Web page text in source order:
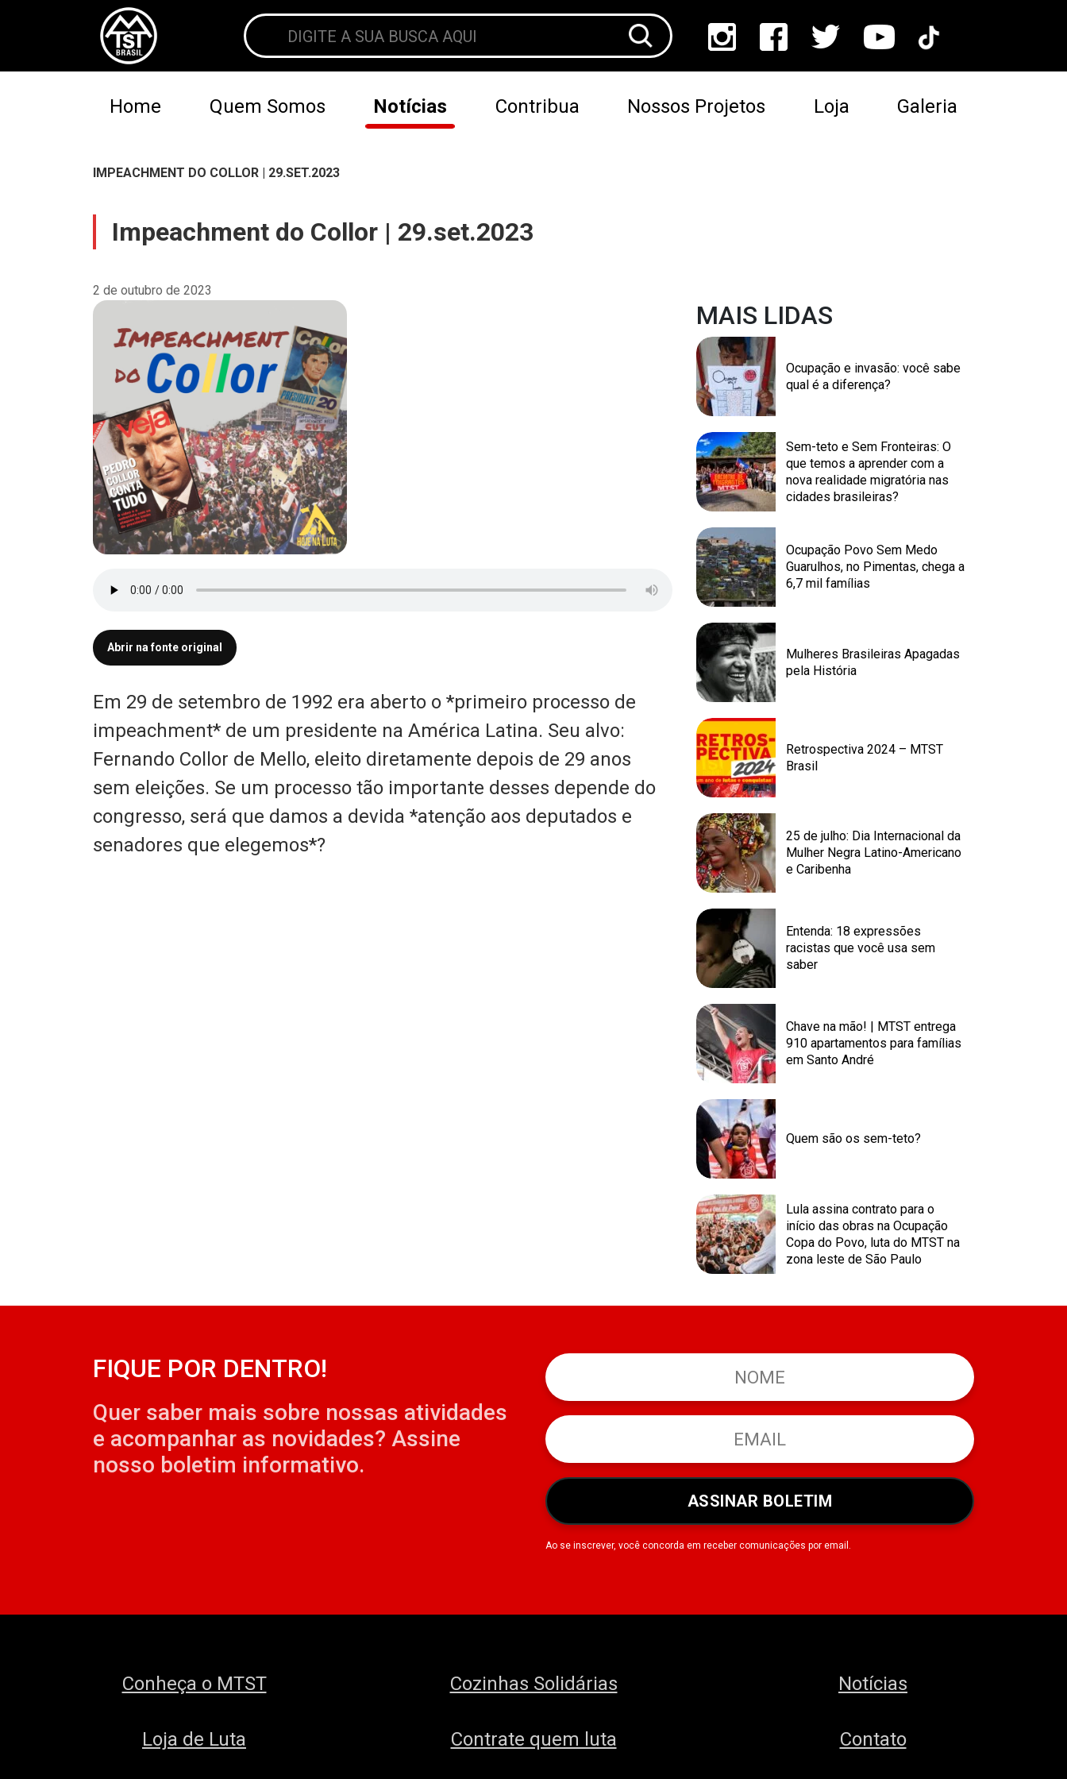
Home Quem Somos Notícias Contribua Nossos Projetos Loja Galeria
IMPEACHMENT DO COLLOR | 29.SET.2023
Impeachment do Collor | 29.set.2023
2 de outubro de 2023
Abrir na fonte original
Em 29 de setembro de 1992 era aberto o *primeiro processo de
impeachment* de um presidente na América Latina. Seu alvo:
Fernando Collor de Mello, eleito diretamente depois de 29 anos
sem eleições. Se um processo tão importante desses depende do
congresso, será que damos a devida *atenção aos deputados e
senadores que elegemos*?
MAIS LIDAS
Ocupação e invasão: você sabe
qual é a diferença?
Sem-teto e Sem Fronteiras: O
que temos a aprender com a
nova realidade migratória nas
cidades brasileiras?
Ocupação Povo Sem Medo
Guarulhos, no Pimentas, chega a
6,7 mil famílias
Mulheres Brasileiras Apagadas
pela História
Retrospectiva 2024 – MTST
Brasil
25 de julho: Dia Internacional da
Mulher Negra Latino-Americano
e Caribenha
Entenda: 18 expressões
racistas que você usa sem
saber
Chave na mão! | MTST entrega
910 apartamentos para famílias
em Santo André
Quem são os sem-teto?
Lula assina contrato para o
início das obras na Ocupação
Copa do Povo, luta do MTST na
zona leste de São Paulo
FIQUE POR DENTRO!
Quer saber mais sobre nossas atividades
e acompanhar as novidades? Assine
nosso boletim informativo.
ASSINAR BOLETIM
Ao se inscrever, você concorda em receber comunicações por email.
Conheça o MTST
Loja de Luta
Cozinhas Solidárias
Contrate quem luta
Notícias
Contato